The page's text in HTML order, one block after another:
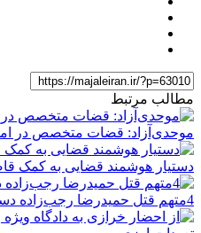
مطالب مرتبط
موحدی‌آزاد: قضات متخصص در
دستیار هوشمند قضایی به کمک
4متهم قتل حمیدرضا رجب‌زاده دستگیر شدند